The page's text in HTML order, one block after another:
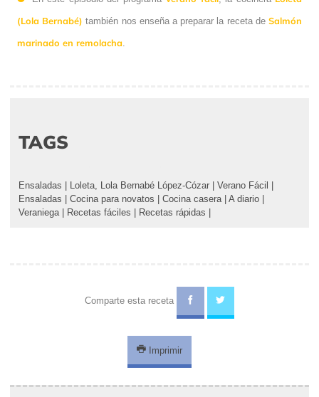
(Lola Bernabé) también nos enseña a preparar la receta deSalmón
marinado en remolacha.
TAGS
Ensaladas Loleta, Lola Bernabé López-Cózar Verano Fácil
Ensaladas
Cocina para novatos Cocina casera| A diario
Veraniega| Recetas fáciles Recetas rápidas
Comparte esta receta
Imprimir